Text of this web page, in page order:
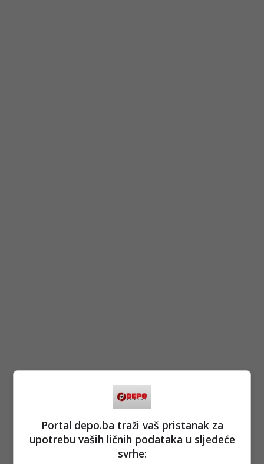
Portal depo.ba traži vaš pristanak za
upotrebu vaših ličnih podataka u sljedeće
svrhe: